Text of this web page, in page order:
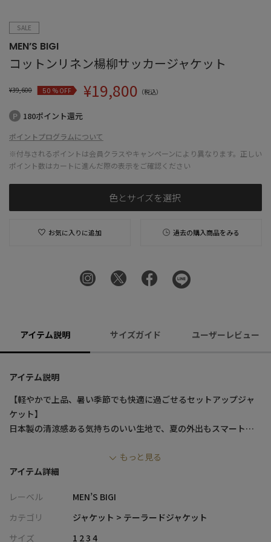
SALE
MEN’S BIGI
コットンリネン楊柳サッカージャケット
¥39,600 50% OFF ¥19,800 （税込）
180ポイント還元
ポイントプログラムについて
※付与されるポイントは会員クラスやキャンペーンにより異なります。正しい
ポイント数はカートに進んだ際の表示をご確認ください
色とサイズを選択
お気に入りに追加 過去の購入商品をみる
アイテム説明 サイズガイド ユーザーレビュー
アイテム説明
【軽やかで上品、暑い季節でも快適に過ごせるセットアップジャ
ケット】
日本製の清涼感ある気持ちのいい生地で、夏の外出もスマートに
【デザイン/素材】
ッシャー加工を施し、軽やかで清涼感のある仕上がりになってい
ます。楊柳サッカー特有の凹凸感が肌に優しく、さらりとした着
もっと見る
アイテム詳細
レーベル
MEN’S BIGI
カテゴリ
ジャケット > テーラードジャケット
サイズ
1 2 3 4